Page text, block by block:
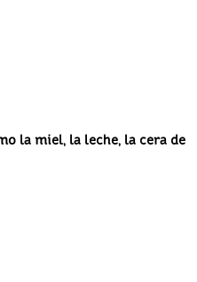
la miel, la leche, la cera de